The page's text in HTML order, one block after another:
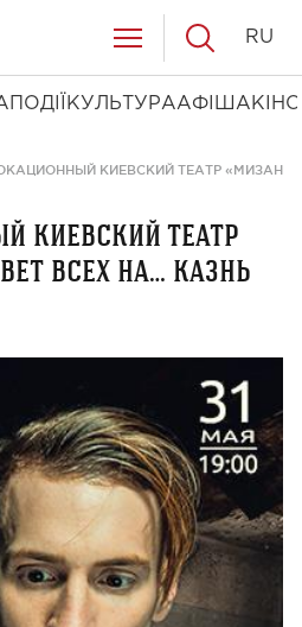
ПОДІЇ КУЛЬТУРААФІША КІНО
RU
КИЕВСКИЙ ТЕАТР
киевский театр
всех на… казнь